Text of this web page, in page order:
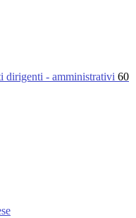
dirigenti - amministrativi 60